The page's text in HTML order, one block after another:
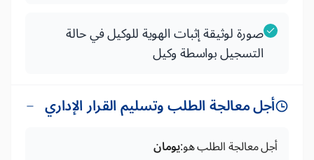
صورة لوثيقة إثبات الهوية للوكيل في حالة
التسجيل بواسطة وكيل
أجل معالجة الطلب وتسليم القرار الإداري
أجل معالجة الطلب هو:يومان